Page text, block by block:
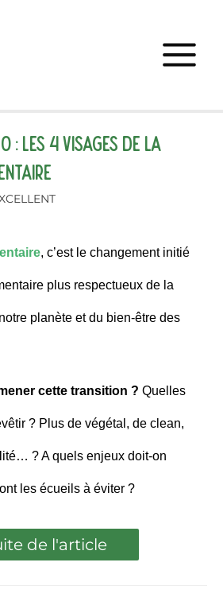
: les 4 visages de la
, c’est le changement initié
plus respectueux de la
planète et du bien-être des
cette transition ? Quelles
? Plus de végétal, de clean,
? A quels enjeux doit-on
les écueils à éviter ?
de l'article